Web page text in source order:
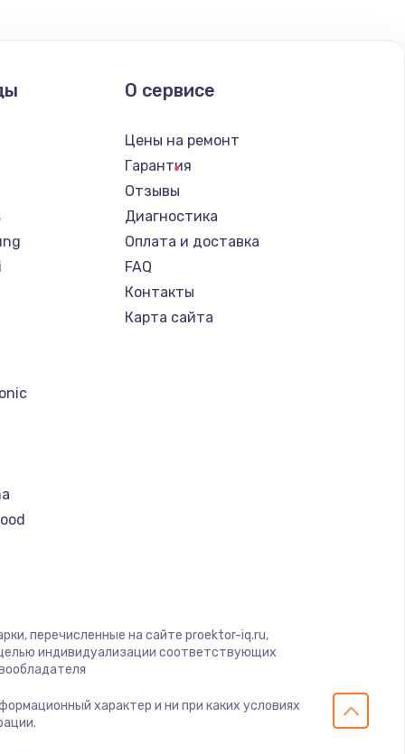
О сервисе
Цены на ремонт
Гарантия
Отзывы
Диагностика
Оплата и доставка
FAQ
Контакты
Карта сайта
перечисленные на сайте proektor-iq.ru,
индивидуализации соответствующих
характер и ни при каких условиях